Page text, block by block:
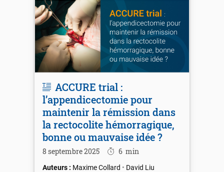
ACCURE trial :
l’appendicectomie pour
maintenir la rémission dans
la rectocolite hémorragique,
bonne ou mauvaise idée ?
8 septembre 2025 6 min
Maxime Collard David Liu